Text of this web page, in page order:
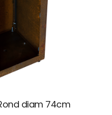
diam 74cm